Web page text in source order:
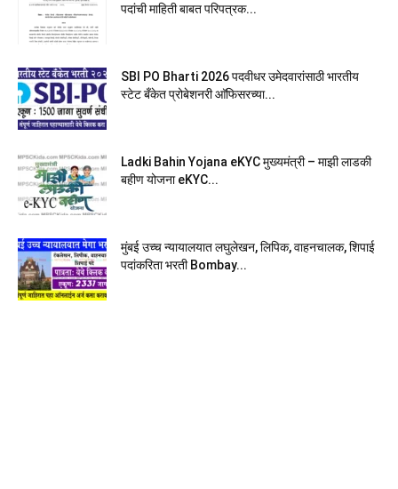
पदांची माहिती बाबत परिपत्रक...
SBI PO Bharti 2026 पदवीधर उमेदवारांसाठी भारतीय
स्टेट बँकेत प्रोबेशनरी आ‍ॅफिसरच्या...
Ladki Bahin Yojana eKYC मुख्यमंत्री – माझी लाडकी
बहीण योजना eKYC...
मुंबई उच्च न्यायालयात लघुलेखन, लिपिक, वाहनचालक, शिपाई
पदांकरिता भरती Bombay...